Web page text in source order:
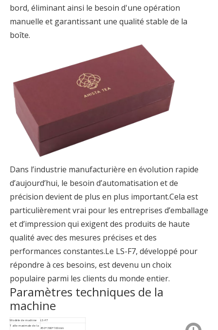
bord, éliminant ainsi le besoin d'une opération
manuelle et garantissant une qualité stable de la
boîte.
Dans l’industrie manufacturière en évolution rapide
d’aujourd’hui, le besoin d’automatisation et de
précision devient de plus en plus important.Cela est
particulièrement vrai pour les entreprises d’emballage
et d’impression qui exigent des produits de haute
qualité avec des mesures précises et des
performances constantes.Le LS-F7, développé pour
répondre à ces besoins, est devenu un choix
populaire parmi les clients du monde entier.
Paramètres techniques de la
machine
Modèle de machine
LS-F7
Taille maximale de la
450*380*100mm